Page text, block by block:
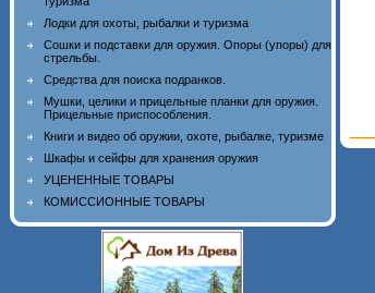
Лодки для охоты, рыбалки и туризма
Сошки и подставки для оружия. Опоры (упоры) для
стрельбы.
Средства для поиска подранков.
Мушки, целики и прицельные планки для оружия.
Прицельные приспособления.
Книги и видео об оружии, охоте, рыбалке, туризме
Шкафы и сейфы для хранения оружия
УЦЕНЕННЫЕ ТОВАРЫ
КОМИССИОННЫЕ ТОВАРЫ